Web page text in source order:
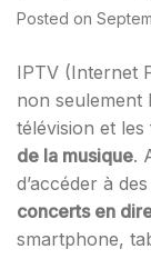
Posted on
IPTV (Internet
non seulement
télévision et les
de la musique.
d’accéder à des
concerts en
smartphone,